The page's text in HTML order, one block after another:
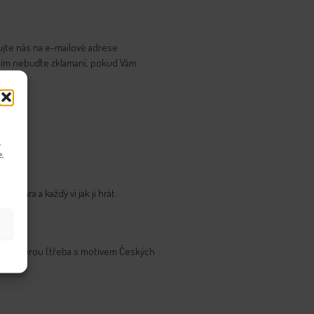
nás na e-mailové adrese
nebuďte zklamaní, pokud Vám
hra a každý ví jak ji hrát.
kulturou (třeba s motivem Českých